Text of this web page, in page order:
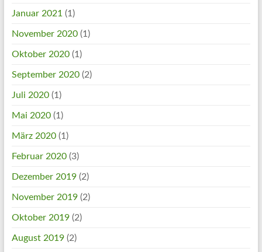
Januar 2021 (1)
November 2020(1)
Oktober 2020(1)
September 2020(2)
Juli 2020(1)
Mai 2020(1)
März 2020(1)
Februar 2020(3)
Dezember 2019(2)
November 2019(2)
Oktober 2019(2)
August 2019(2)